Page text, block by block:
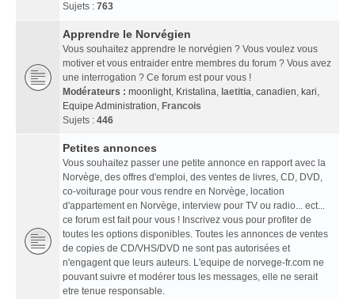
Sujets : 763
Apprendre le Norvégien
Vous souhaitez apprendre le norvégien ? Vous voulez vous
motiver et vous entraider entre membres du forum ? Vous avez
une interrogation ? Ce forum est pour vous !
Modérateurs : moonlight, Kristalina, laetitia, canadien, kari,
Equipe Administration, Francois
Sujets : 446
Petites annonces
Vous souhaitez passer une petite annonce en rapport avec la
Norvège, des offres d'emploi, des ventes de livres, CD, DVD,
co-voiturage pour vous rendre en Norvège, location
d'appartement en Norvège, interview pour TV ou radio... ect...
ce forum est fait pour vous ! Inscrivez vous pour profiter de
toutes les options disponibles. Toutes les annonces de ventes
de copies de CD/VHS/DVD ne sont pas autorisées et
n'engagent que leurs auteurs. L'equipe de norvege-fr.com ne
pouvant suivre et modérer tous les messages, elle ne serait
etre tenue responsable.